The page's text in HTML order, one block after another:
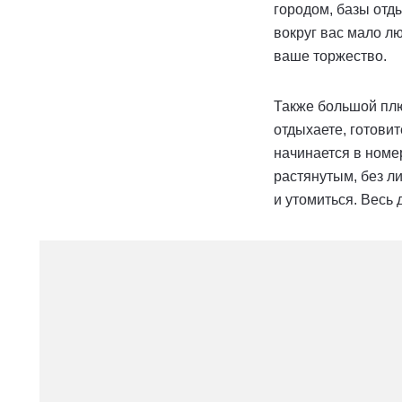
городом, базы
вокруг вас мало
ваше торжество.
Также большой
отдыхаете,
начинается в
растянутым, без
и утомиться. Весь